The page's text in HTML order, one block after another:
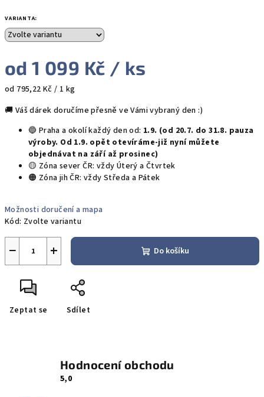
VARIANTA:
od1 099 Kč / ks
Měrná
od 795,22 Kč / 1 kg
🚚 Váš dárek doručíme přesně ve Vámi vybraný den :)
🔵 Praha a okolí každý den od: 1.9. (od 20.7. do 31.8. pauza
výroby. Od 1.9. opět otevíráme-již nyní můžete
objednávat na září až prosinec)
🟡 Zóna sever ČR: vždy Úterý a Čtvrtek
🟠 Zóna jih ČR: vždy Středa a Pátek
Možnosti doručení a mapa
Kód: Zvolte variantu
+
− Do košíku
Zeptat se Sdílet
Hodnocení obchodu
5,0